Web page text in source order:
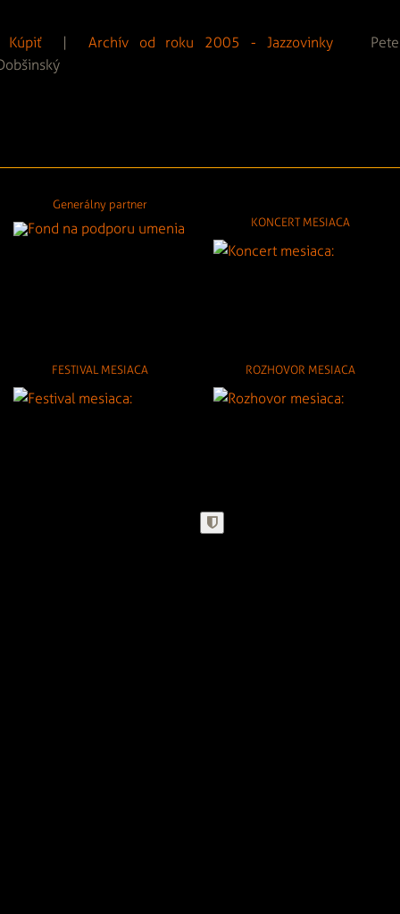
Kúpiť| Archív od roku 2005 - Jazzovinky
Generálny partner
KONCERT MESIACA
FESTIVAL MESIACA ROZHOVOR MESIACA